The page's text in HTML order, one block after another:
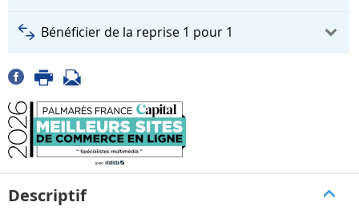
Bénéficier de la reprise 1 pour 1
Descriptif